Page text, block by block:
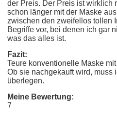
der Preis. Der Preis ist wirklich
schon länger mit der Maske
zwischen den zweifellos tollen
Begriffe vor, bei denen ich gar
was das alles ist.
Fazit:
Teure konventionelle Maske
Ob sie nachgekauft wird, muss
überlegen.
Meine Bewertung:
7